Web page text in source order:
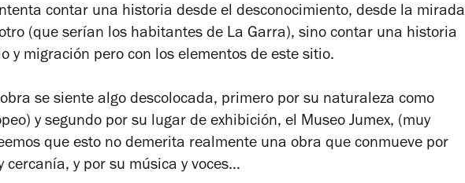
contar una historia desde el desconocimiento, desde la mirada
(que serían los habitantes de La Garra), sino contar una historia
y migración pero con los elementos de este sitio.
se siente algo descolocada, primero por su naturaleza como
y segundo por su lugar de exhibición, el Museo Jumex, (muy
que esto no demerita realmente una obra que conmueve por
cercanía, y por su música y voces…